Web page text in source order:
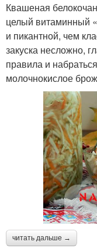
Квашеная
целый витаминный
и пикантной, чем
закуска несложно,
правила и
молочнокислое
читать дальше →